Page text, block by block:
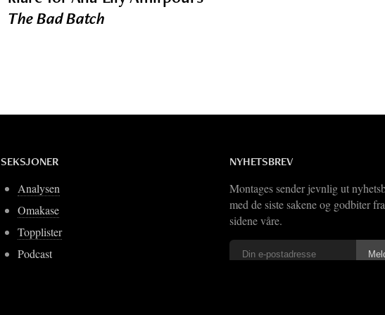
The Bad Batch
SEKSJONER
Analysen
Omakase
Topplister
Podcast
NYHETSBREV
Montages sender jevnlig ut
med de siste sakene og godbiter fra
sidene våre.